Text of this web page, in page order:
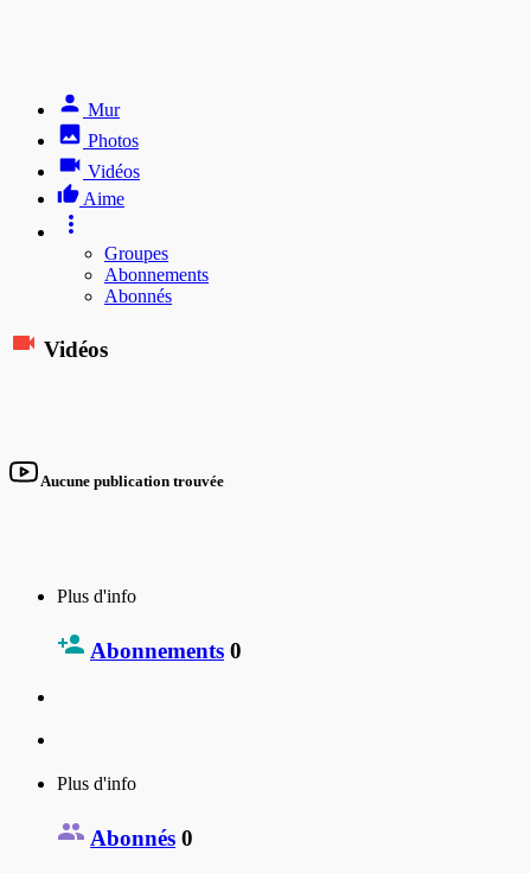
Mur
Photos
Vidéos
Aime
Groupes
Abonnements
Abonnés
Vidéos
Aucune publication trouvée
Plus d'info
Abonnements 0
Plus d'info
Abonnés 0